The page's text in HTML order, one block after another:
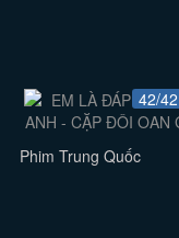
42/42
Phim Trung Quốc